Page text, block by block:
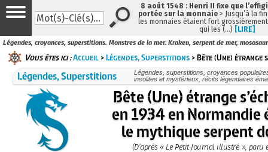
Légendes, croyances, superstitions. Monstres de la mer. Kraken, serpent de mer,
Vous êtes ici :Accueil >Légendes, Superstitions > Bête (Une) étrange
Légendes, Superstitions
Légendes, superstitions, croyances
insolites et mystérieux, récits légendaires
Bête (Une) étrange
en 1934 en Normandie
le mythique serpent
(D’après « Le Petit Journal illustré », paru
8 août 1548 : Henri II fixe que
portée sur la monnaie > Jusqu’à la
les monnaies étaient fort
qui les (…) [LIRE]